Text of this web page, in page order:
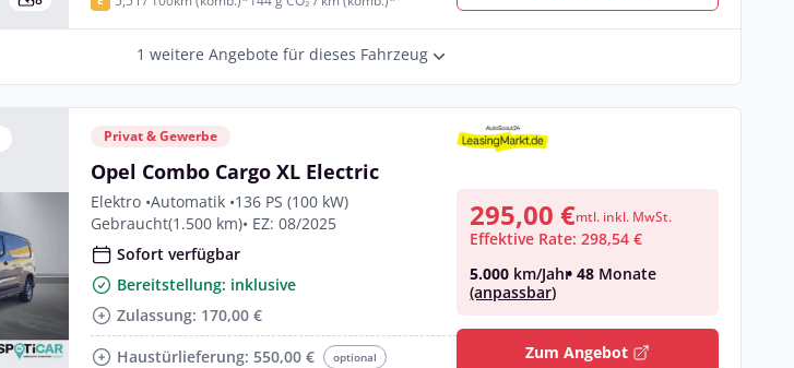
1 weitere Angebote für dieses Fahrzeug
Privat & Gewerbe
Opel Combo Cargo XL Electric
Elektro •Automatik •136 PS (100 kW)
Gebraucht(1.500 km)• EZ: 08/2025
Sofort verfügbar
Bereitstellung: inklusive
Zulassung: 170,00 €
Haustürlieferung: 550,00 €
optional
295,00 €mtl. inkl. MwSt.
Effektive Rate: 298,54 €
5.000 km/Jahr• 48 Monate
(anpassbar)
Zum Angebot